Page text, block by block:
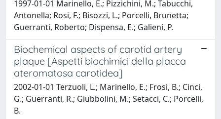
1997-01-01 Marinello, E.; Pizzichini, M.; Tabucchi,
Antonella; Rosi, F.; Bisozzi, L.; Porcelli, Brunetta;
Guerranti, Roberto; Dispensa, E.; Galieni, P.
Biochemical aspects of carotid artery
plaque [Aspetti biochimici della placca
ateromatosa carotidea]
2002-01-01 Terzuoli, L.; Marinello, E.; Frosi, B.; Cinci,
G.; Guerranti, R.; Giubbolini, M.; Setacci, C.; Porcelli,
B.